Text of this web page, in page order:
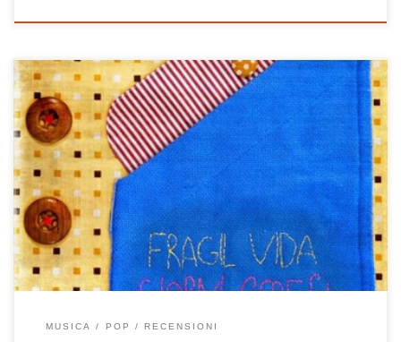
Direttamente da Finale Emilia ecco a voi i Fragil Vida (applausi
perché, sentirete, se li meritano!). Seppur abbiano il loro quartier
generale relativamente vicino a dove vivo (siamo nella stessa
provincia, ma con una non trascurabile differenza d’altitudine, loro
in pianura io in appennino), ho scoperto i Fragil Vida un […]
MUSICA POP RECENSIONI